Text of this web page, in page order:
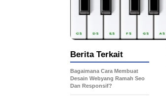
Berita Terkait
Bagaimana Cara Membuat
Desain Webyang Ramah Seo
Dan Responsif?